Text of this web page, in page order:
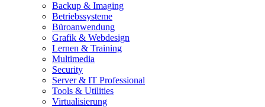
Backup & Imaging
Betriebssysteme
Büroanwendung
Grafik & Webdesign
Lernen & Training
Multimedia
Security
Server & IT Professional
Tools & Utilities
Virtualisierung